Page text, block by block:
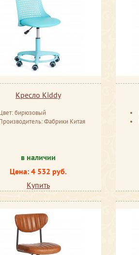
Кресло Kiddy
бирюзовый
Фабрики Китая
в наличии
Цена: 4 532 руб.
Купить